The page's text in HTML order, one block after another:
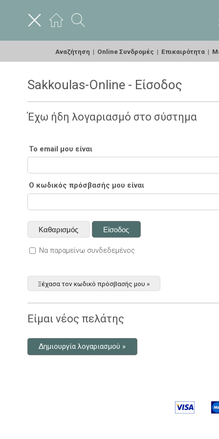
Αναζήτηση | Online Συνδρομές | Επικαιρότητα |
Sakkoulas-Online - Είσοδος
Έχω ήδη λογαριασμό στο σύστημα
Το email μου είναι
Ο κωδικός πρόσβασής μου είναι
Να παραμείνω συνδεδεμένος
Ξέχασα τον κωδικό πρόσβασής μου »
Είμαι νέος πελάτης
Δημιουργία λογαριασμού »